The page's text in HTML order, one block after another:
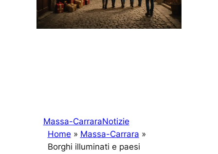
Massa-CarraraNotizie
Home » Massa-Carrara »
Borghi illuminati e paesi